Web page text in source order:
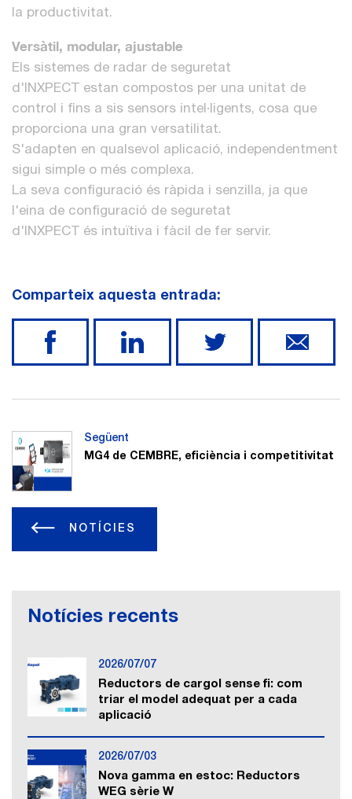
la productivitat.
Versàtil, modular, ajustable
Els sistemes de radar de seguretat
d'INXPECT estan compostos per una unitat de
control i fins a sis sensors intel·ligents, cosa que
proporciona una gran versatilitat.
S'adapten en qualsevol aplicació, independentment
sigui simple o més complexa.
La seva configuració és ràpida i senzilla, ja que
l'eina de configuració de seguretat
d'INXPECT és intuïtiva i fàcil de fer servir.
Comparteix aquesta entrada:
Següent
MG4 de CEMBRE, eficiència i competitivitat
NOTÍCIES
Notícies recents
2026/07/07
Reductors de cargol sense fi: com
triar el model adequat per a cada
aplicació
2026/07/03
Nova gamma en estoc: Reductors
WEG sèrie W